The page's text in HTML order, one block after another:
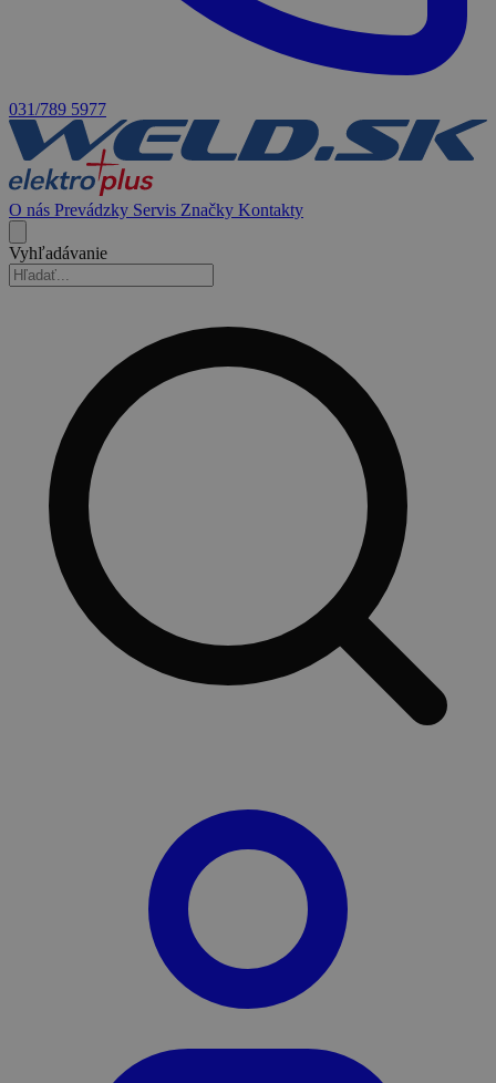
031/789 5977
O nás Prevádzky Servis Značky Kontakty
Vyhľadávanie